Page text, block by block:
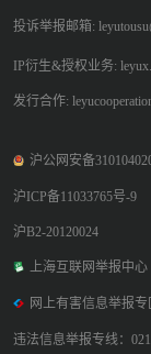
投诉举报邮箱:
IP衍生&授权业务:
发行合作:
沪公网安备
沪ICP备11033765号-9
沪B2-20120024
上海互联网举报中心
网上有害信息举报专
违法信息举报专线：